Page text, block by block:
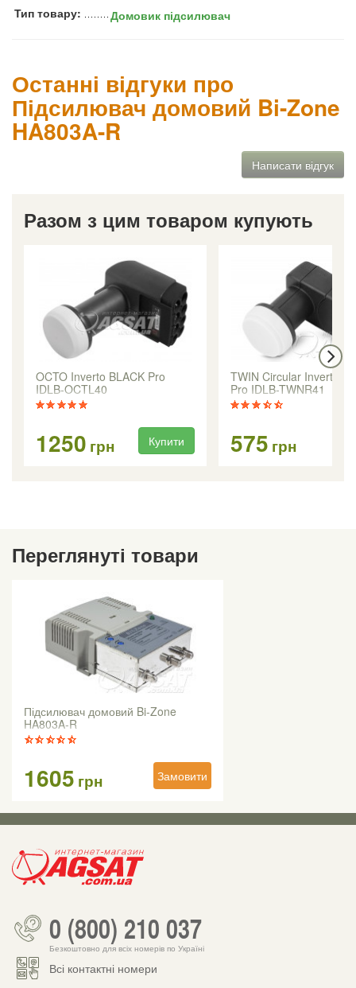
Тип товару: Домовик підсилювач
Останні відгуки про
Підсилювач домовий Bi-Zone
HA803A-R
Написати відгук
Разом з цим товаром купують
OCTO Inverto BLACK Pro
IDLB-OCTL40
1250 грн Купити
TWIN Circular Inverto
Pro IDLB-TWNR41
575 грн
Переглянуті товари
Підсилювач домовий Bi-Zone
HA803A-R
1605 грн Замовити
0 (800) 210 037
Безкоштовно для всіх номерів по Україні
Всі контактні номери